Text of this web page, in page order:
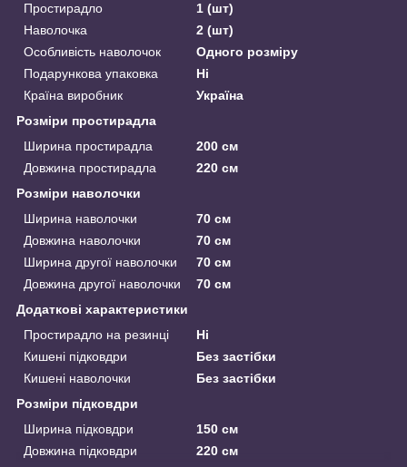
Простирадло
1 (шт)
Наволочка
2 (шт)
Особливість наволочок
Одного розміру
Подарункова упаковка
Ні
Країна виробник
Україна
Розміри простирадла
Ширина простирадла
200 см
Довжина простирадла
220 см
Розміри наволочки
Ширина наволочки
70 см
Довжина наволочки
70 см
Ширина другої наволочки
70 см
Довжина другої наволочки
70 см
Додаткові характеристики
Простирадло на резинці
Ні
Кишені підковдри
Без застібки
Кишені наволочки
Без застібки
Розміри підковдри
Ширина підковдри
150 см
Довжина підковдри
220 см